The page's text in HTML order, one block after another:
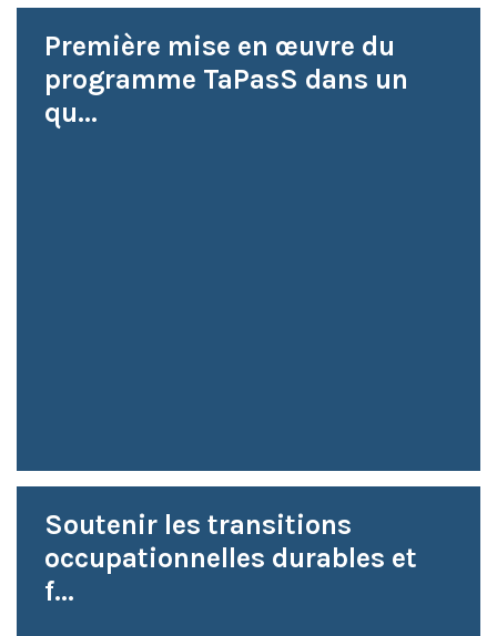
Première mise en œuvre du
programme TaPasS dans un
qu...
Soutenir les transitions
occupationnelles durables et
f...